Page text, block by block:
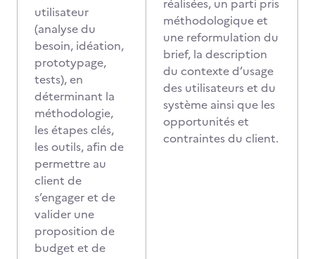
utilisateur
(analyse du
besoin, idéation,
prototypage,
tests), en
déterminant la
méthodologie,
les étapes clés,
les outils, afin de
permettre au
client de
s’engager et de
valider une
proposition de
budget et de
réalisées, un parti pris
méthodologique et
une reformulation du
brief, la description
du contexte d’usage
des utilisateurs et du
système ainsi que les
opportunités et
contraintes du client.